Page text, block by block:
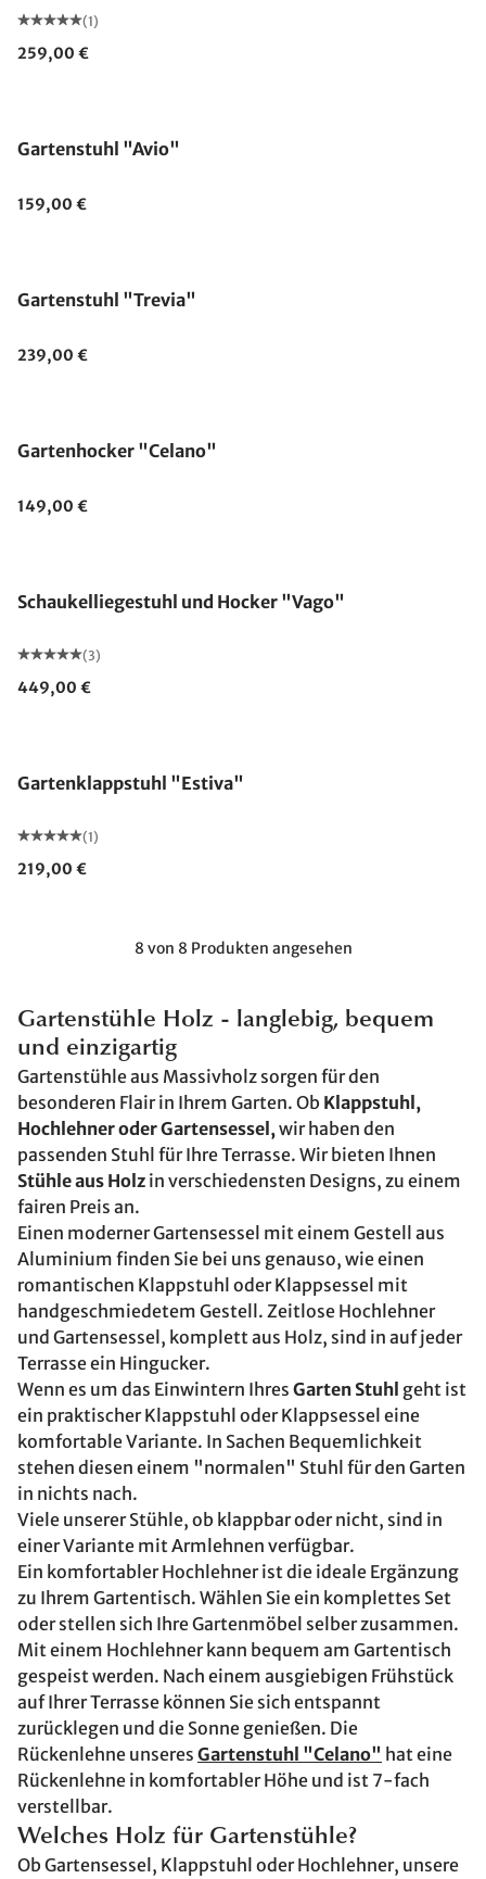
(1)
259,00 €
Gartenstuhl "Avio"
159,00 €
Gartenstuhl "Trevia"
239,00 €
Gartenhocker "Celano"
149,00 €
Schaukelliegestuhl und Hocker "Vago"
(3)
449,00 €
Gartenklappstuhl "Estiva"
(1)
219,00 €
8 von 8 Produkten angesehen
Gartenstühle Holz - langlebig, bequem
und einzigartig
Gartenstühle aus Massivholz sorgen für den
besonderen Flair in Ihrem Garten. Ob Klappstuhl,
Hochlehner oder Gartensessel,wir haben den
passenden Stuhl für Ihre Terrasse. Wir bieten Ihnen
Stühle aus Holz in verschiedensten Designs, zu einem
fairen Preis an.
Einen moderner Gartensessel mit einem Gestell aus
Aluminium finden Sie bei uns genauso, wie einen
romantischen Klappstuhl oder Klappsessel mit
handgeschmiedetem Gestell. Zeitlose Hochlehner
und Gartensessel, komplett aus Holz, sind in auf jeder
Terrasse ein Hingucker.
Wenn es um das Einwintern Ihres Garten Stuhl geht ist
ein praktischer Klappstuhl oder Klappsessel eine
komfortable Variante. In Sachen Bequemlichkeit
stehen diesen einem "normalen" Stuhl für den Garten
in nichts nach.
Viele unserer Stühle, ob klappbar oder nicht, sind in
einer Variante mit Armlehnen verfügbar.
Ein komfortabler Hochlehner ist die ideale Ergänzung
zu Ihrem Gartentisch. Wählen Sie ein komplettes Set
oder stellen sich Ihre Gartenmöbel selber zusammen.
Mit einem Hochlehner kann bequem am Gartentisch
gespeist werden. Nach einem ausgiebigen Frühstück
auf Ihrer Terrasse können Sie sich entspannt
zurücklegen und die Sonne genießen. Die
Rückenlehne unseres Gartenstuhl "Celano" hat eine
Rückenlehne in komfortabler Höhe und ist 7-fach
verstellbar.
Welches Holz für Gartenstühle?
Ob Gartensessel, Klappstuhl oder Hochlehner, unsere